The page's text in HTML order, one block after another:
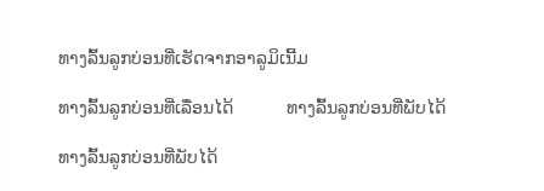
ທາງລົ້ນລູກບ່ອນທີ່ເຮັດຈາກອາລູມິເນີ້ມ
ທາງລົ້ນລູກບ່ອນທີ່ເລື່ອນໄດ້ ທາງລົ້ນລູກບ່ອນທີ່ພັບໄດ້
ທາງລົ້ນລູກບ່ອນທີ່ພັບໄດ້